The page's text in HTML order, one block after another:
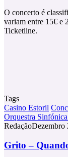
O concerto é
variam entre 15€ e
Ticketline.
Tags
Casino Estoril
Orquestra
RedaçãoDezembro
Grito
Grito –